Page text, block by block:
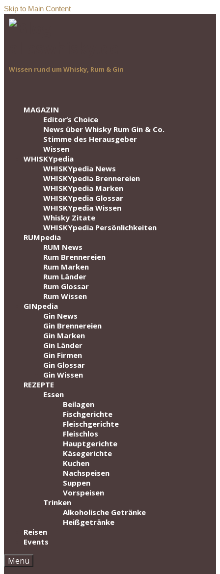
Skip to Main Content
Wissen rund um Whisky, Rum & Gin
MAGAZIN
Editor‘s Choice
News über Whisky Rum Gin & Co.
Stimme des Herausgeber
Wissen
WHISKYpedia
WHISKYpedia News
WHISKYpedia Brennereien
WHISKYpedia Marken
WHISKYpedia Glossar
WHISKYpedia Wissen
Whisky Zitate
WHISKYpedia Persönlichkeiten
RUMpedia
RUM News
Rum Brennereien
Rum Marken
Rum Länder
Rum Glossar
Rum Wissen
GINpedia
Gin News
Gin Brennereien
Gin Marken
Gin Länder
Gin Firmen
Gin Glossar
Gin Wissen
REZEPTE
Essen
Beilagen
Fischgerichte
Fleischgerichte
Fleischlos
Hauptgerichte
Käsegerichte
Kuchen
Nachspeisen
Suppen
Vorspeisen
Trinken
Alkoholische Getränke
Heißgetränke
Reisen
Events
Menü